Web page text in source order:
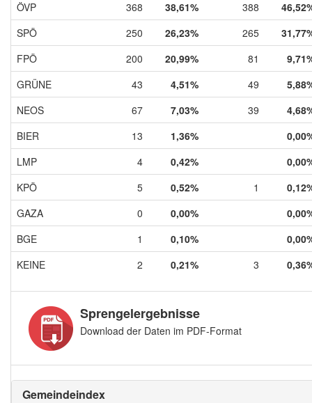
ÖVP 368 38,61% 388
SPÖ
250 26,23% 265
FPÖ
200 20,99% 81
GRÜNE
43 4,51% 49
NEOS
67 7,03% 39
BIER
13 1,36%
LMP
4 0,42%
KPÖ
5 0,52% 1
GAZA
0 0,00%
BGE
1 0,10%
KEINE
2 0,21% 3
Sprengelergebnisse
Download der Daten im PDF-Format
Gemeindeindex